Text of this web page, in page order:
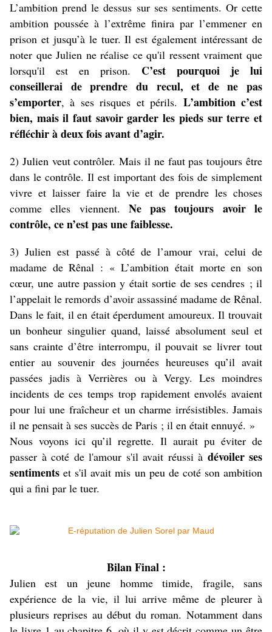
L’ambition prend le dessus sur ses sentiments. Or cette
ambition poussée à l’extrême finira par l’emmener en
prison et jusqu’à le tuer. Il est également intéressant de
noter que Julien ne réalise ce qu'il ressent vraiment que
lorsqu'il est en prison. C’est pourquoi je lui
conseillerai de prendre du recul, et de ne pas
s’emporter, à ses risques et périls. L’ambition c’est
bien, mais il faut savoir garder les pieds sur terre et
réfléchir à deux fois avant d’agir.
2) Julien veut contrôler. Mais il ne faut pas toujours être
dans le contrôle. Il est important des fois de simplement
vivre et laisser faire la vie et de prendre les choses
comme elles viennent. Ne pas toujours avoir le
contrôle, ce n’est pas une faiblesse.
3) Julien est passé à côté de l’amour vrai, celui de
madame de Rênal : « L’ambition était morte en son
cœur, une autre passion y était sortie de ses cendres ; il
l’appelait le remords d’avoir assassiné madame de Rênal.
Dans le fait, il en était éperdument amoureux. Il trouvait
un bonheur singulier quand, laissé absolument seul et
sans crainte d’être interrompu, il pouvait se livrer tout
entier au souvenir des journées heureuses qu’il avait
passées jadis à Verrières ou à Vergy. Les moindres
incidents de ces temps trop rapidement envolés avaient
pour lui une fraîcheur et un charme irrésistibles. Jamais
il ne pensait à ses succès de Paris ; il en était ennuyé. »
Nous voyons ici qu’il regrette. Il aurait pu éviter de
passer à coté de l'amour s'il avait réussi à dévoiler ses
sentimentset s'il avait mis un peu de coté son ambition
qui a fini par le tuer.
Bilan Final :
Julien est un jeune homme timide, fragile, sans
expérience de la vie, il lui arrive même de pleurer à
plusieurs reprises au début du roman. Notamment dans